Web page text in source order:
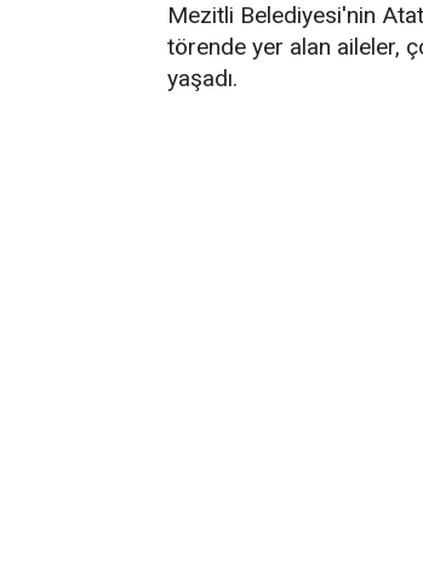
Mezitli Belediyesi'nin
törende yer alan aileler,
yaşadı.